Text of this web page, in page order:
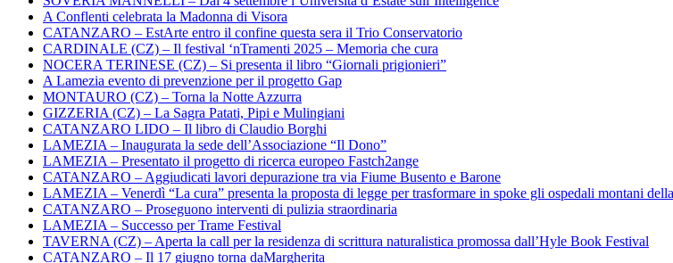
A Conflenti celebrata la Madonna di Visora
CATANZARO – EstArte entro il confine questa sera il Trio Conservatorio
CARDINALE (CZ) – Il festival ‘nTramenti 2025 – Memoria che cura
NOCERA TERINESE (CZ) – Si presenta il libro “Giornali prigionieri”
A Lamezia evento di prevenzione per il progetto Gap
MONTAURO (CZ) – Torna la Notte Azzurra
GIZZERIA (CZ) – La Sagra Patati, Pipi e Mulingiani
CATANZARO LIDO – Il libro di Claudio Borghi
LAMEZIA – Inaugurata la sede dell’Associazione “Il Dono”
LAMEZIA – Presentato il progetto di ricerca europeo Fastch2ange
CATANZARO – Aggiudicati lavori depurazione tra via Fiume Busento e Barone
LAMEZIA – Venerdì “La cura” presenta la proposta di legge per trasformare in spoke gli ospedali montani
CATANZARO – Proseguono interventi di pulizia straordinaria
LAMEZIA – Successo per Trame Festival
TAVERNA (CZ) – Aperta la call per la residenza di scrittura naturalistica promossa dall’Hyle Book Festival
CATANZARO – Il 17 giugno torna daMargherita